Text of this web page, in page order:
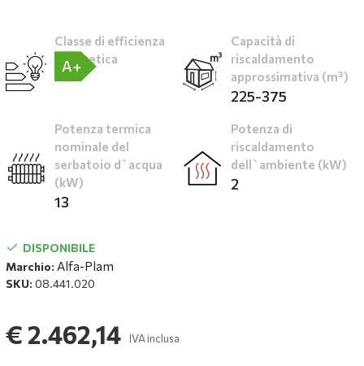
Classe di efficienza
energetica
A+
Capacità di
riscaldamento
approssimativa (m³)
225-375
Potenza termica
nominale del
serbatoio d`acqua
(kW)
13
Potenza di
riscaldamento
dell`ambiente (kW)
2
DISPONIBILE
Marchio: Alfa-Plam
SKU: 08.441.020
€ 2.462,14 IVA inclusa